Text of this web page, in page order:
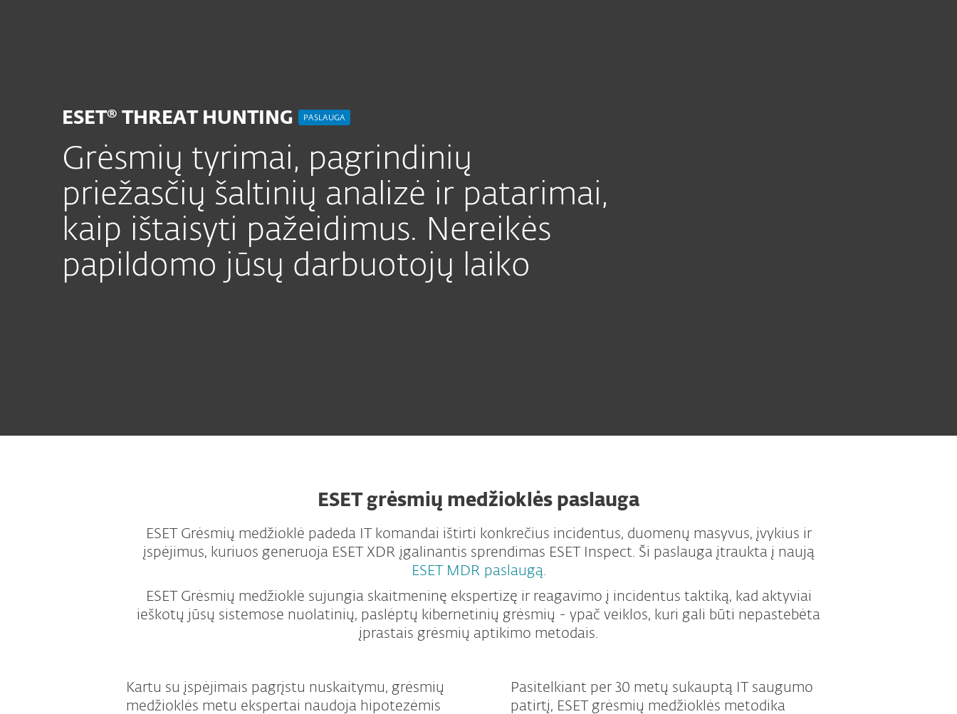
ESET® THREAT HUNTING PASLAUGA
Grėsmių tyrimai, pagrindinių
priežasčių šaltinių analizė ir patarimai,
kaip ištaisyti pažeidimus. Nereikės
papildomo jūsų darbuotojų laiko
ESET grėsmių medžioklės paslauga
ESET Grėsmių medžioklė padeda IT komandai ištirti konkrečius incidentus, duomenų masyvus, įvykius ir
įspėjimus, kuriuos generuoja ESET XDR įgalinantis sprendimas ESET Inspect. Ši paslauga įtraukta į naują
ESET MDR paslaugą.
ESET Grėsmių medžioklė sujungia skaitmeninę ekspertizę ir reagavimo į incidentus taktiką, kad aktyviai
ieškotų jūsų sistemose nuolatinių, paslėptų kibernetinių grėsmių - ypač veiklos, kuri gali būti nepastebėta
įprastais grėsmių aptikimo metodais.
Kartu su įspėjimais pagrįstu nuskaitymu, grėsmių
medžioklės metu ekspertai naudoja hipotezėmis
Pasitelkiant per 30 metų sukauptą IT saugumo
patirtį, ESET grėsmių medžioklės metodika